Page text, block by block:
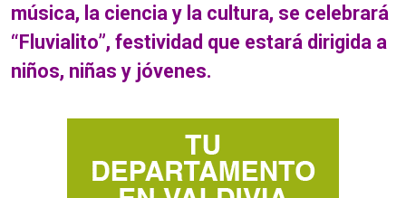
música, la ciencia y la cultura, se celebrará
“Fluvialito”, festividad que estará dirigida a
niños, niñas y jóvenes.